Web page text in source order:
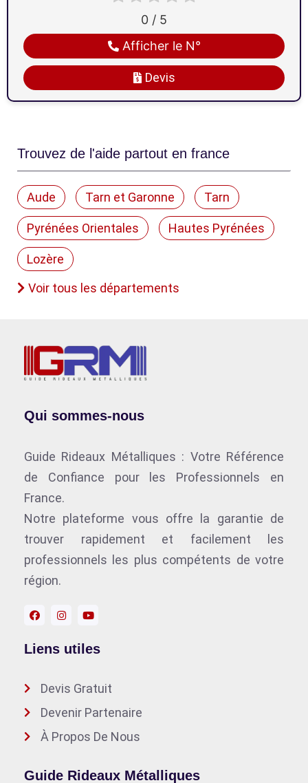
Devis
Afficher le N°
0 / 5
Trouvez de l'aide partout en france
Aude Tarn et Garonne Tarn
Pyrénées Orientales Hautes Pyrénées
Lozère
Voir tous les départements
Qui sommes-nous
Guide Rideaux Métalliques : Votre Référence
de Confiance pour les Professionnels en
France.
Notre plateforme vous offre la garantie de
trouver rapidement et facilement les
professionnels les plus compétents de votre
région.
Liens utiles
Devis Gratuit
Devenir Partenaire
À Propos De Nous
Guide Rideaux Métalliques